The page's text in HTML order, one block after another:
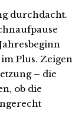
durchdacht.
Plus. Zeigen
– die
ob die